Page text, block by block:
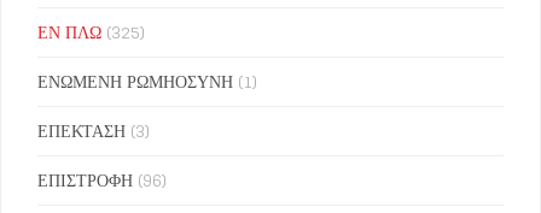
ΕΝ ΠΛΩ (325)
ΕΝΩΜΕΝΗ ΡΩΜΗΟΣΥΝΗ (1)
ΕΠΕΚΤΑΣΗ (3)
ΕΠΙΣΤΡΟΦΗ (96)